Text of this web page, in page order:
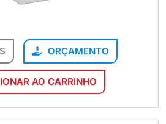
ORÇAMENTO
AO CARRINHO